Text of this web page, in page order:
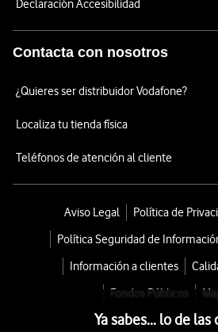
Declaración Accesibilidad
Contacta con nosotros
¿Quieres ser distribuidor Vodafone?
Localiza tu tienda física
Teléfonos de atención al cliente
Aviso Legal
Política de
Política Seguridad de
Información a clientes
Fondos Públicos
Ya sabes... lo de las